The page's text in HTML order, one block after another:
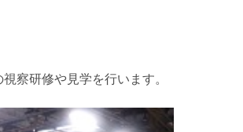
察研修や見学を行います。